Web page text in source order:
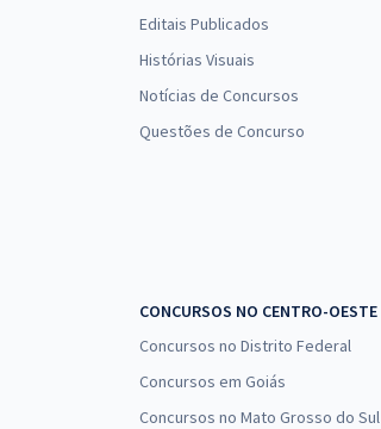
Editais Publicados
Histórias Visuais
Notícias de Concursos
Questões de Concurso
CONCURSOS NO CENTRO-OESTE
Concursos no Distrito Federal
Concursos em Goiás
Concursos no Mato Grosso do Sul